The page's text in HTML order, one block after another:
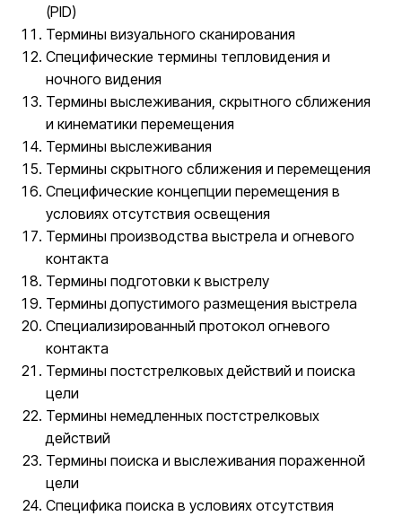
(PID)
Термины визуального сканирования
Специфические термины тепловидения и
ночного видения
Термины выслеживания, скрытного сближения
и кинематики перемещения
Термины выслеживания
Термины скрытного сближения и перемещения
Специфические концепции перемещения в
условиях отсутствия освещения
Термины производства выстрела и огневого
контакта
Термины подготовки к выстрелу
Термины допустимого размещения выстрела
Специализированный протокол огневого
контакта
Термины постстрелковых действий и поиска
цели
Термины немедленных постстрелковых
действий
Термины поиска и выслеживания пораженной
цели
Специфика поиска в условиях отсутствия